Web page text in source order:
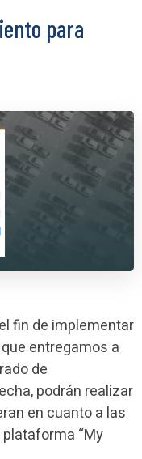
para
fin de implementar
entregamos a
de
podrán realizar
en cuanto a las
“My